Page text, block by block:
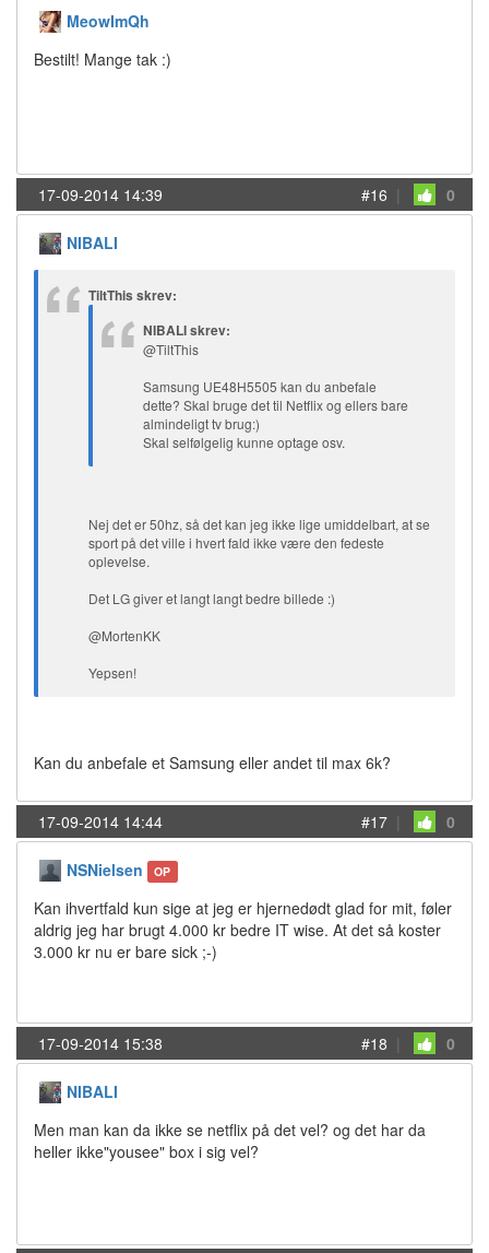
MeowImQh
Bestilt! Mange tak :)
17-09-2014 14:39 #16 | 0
NIBALI
TiltThis skrev:
NIBALI skrev:
@TiltThis
Samsung UE48H5505 kan du anbefale
dette? Skal bruge det til Netflix og ellers bare
almindeligt tv brug:)
Skal selfølgelig kunne optage osv.
Nej det er 50hz, så det kan jeg ikke lige umiddelbart, at se
sport på det ville i hvert fald ikke være den fedeste
oplevelse.
Det LG giver et langt langt bedre billede :)
@MortenKK
Yepsen!
Kan du anbefale et Samsung eller andet til max 6k?
17-09-2014 14:44 #17 | 0
NSNielsen OP
Kan ihvertfald kun sige at jeg er hjernedødt glad for mit, føler
aldrig jeg har brugt 4.000 kr bedre IT wise. At det så koster
3.000 kr nu er bare sick ;-)
17-09-2014 15:38 #18 | 0
NIBALI
Men man kan da ikke se netflix på det vel? og det har da
heller ikke"yousee" box i sig vel?